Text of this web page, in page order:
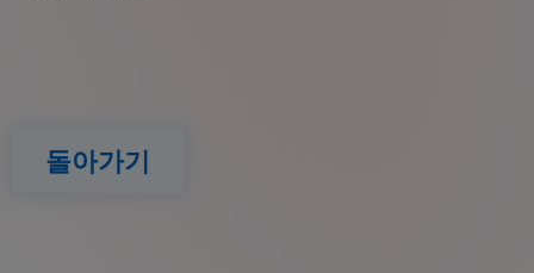
돌아가기